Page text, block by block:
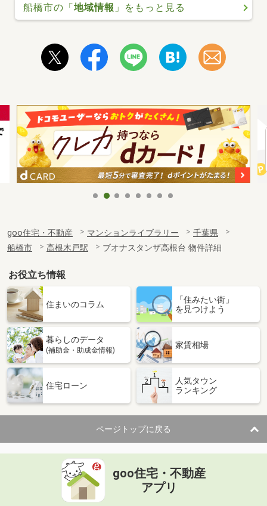
船橋市の「地域情報 」をもっと見る
goo住宅・不動産 マンションライブラリー
千葉県
船橋市
高根木戸駅 ブオナスタンザ高根台 物件詳細
お役立ち情報
住まいのコラム
「住みたい街」
を見つけよう
暮らしのデータ
(補助金・助成金情報)
家賃相場
住宅ローン
人気タウン
ランキング
ページトップに戻る
goo住宅・不動産
アプリ